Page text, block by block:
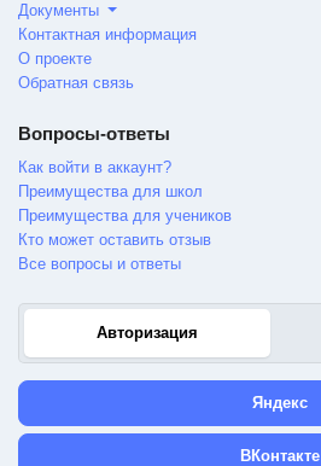
Документы
Контактная информация
О проекте
Обратная связь
Вопросы-ответы
Как войти в аккаунт?
Преимущества для школ
Преимущества для учеников
Кто может оставить отзыв
Все вопросы и ответы
Авторизация
Яндекс
ВКонтакте